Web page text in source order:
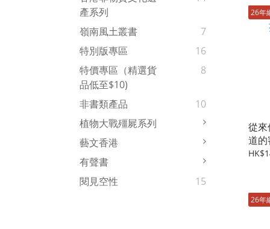
產系列
嶺南風土叢書
7
特別版專區
16
特價專區（精選貨
品低至$10)
8
非書類產品
10
植物大戰殭屍系列
藝文香港
有聲書
閱見空性
15
26年
從
道的
26年